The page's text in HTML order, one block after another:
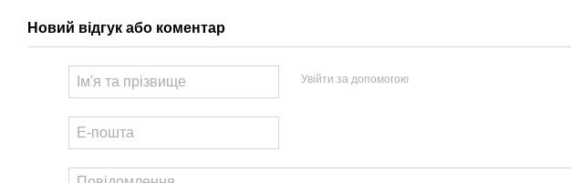
Новий відгук або коментар
Увійти за допомогою